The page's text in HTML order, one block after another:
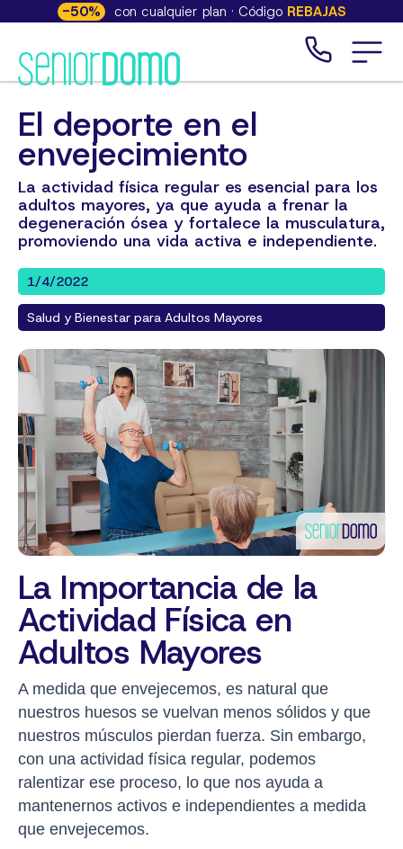
-50% con cualquier plan · Código REBAJAS
El deporte en el
envejecimiento
La actividad física regular es esencial para los
adultos mayores, ya que ayuda a frenar la
degeneración ósea y fortalece la musculatura,
promoviendo una vida activa e independiente.
1/4/2022
Salud y Bienestar para Adultos Mayores
La Importancia de la
Actividad Física en
Adultos Mayores
A medida que envejecemos, es natural que
nuestros huesos se vuelvan menos sólidos y que
nuestros músculos pierdan fuerza. Sin embargo,
con una actividad física regular, podemos
ralentizar ese proceso, lo que nos ayuda a
mantenernos activos e independientes a medida
que envejecemos.